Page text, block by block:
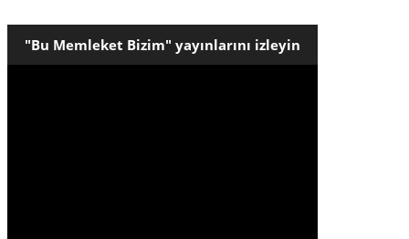
"Bu Memleket Bizim" yayınlarını izleyin